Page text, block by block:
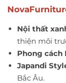
Nội thất
thiện môi
Phong
Japandi
Bắc Âu.